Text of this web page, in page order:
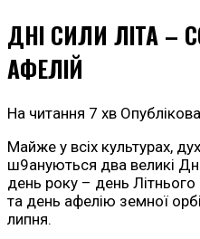
ДНІ СИЛИ ЛІТА –
АФЕЛІЙ
На читання 7 хв
Майже у всіх культурах,
ш9ануються два великі
день року – день
та день афелію земної
липня.